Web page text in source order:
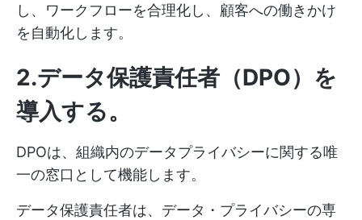
し、ワークフローを合理化し、顧客への働きかけ
を自動化します。
2.データ保護責任者（DPO）を
導入する。
DPOは、組織内のデータプライバシーに関する唯
一の窓口として機能します。
データ保護責任者は、データ・プライバシーの専